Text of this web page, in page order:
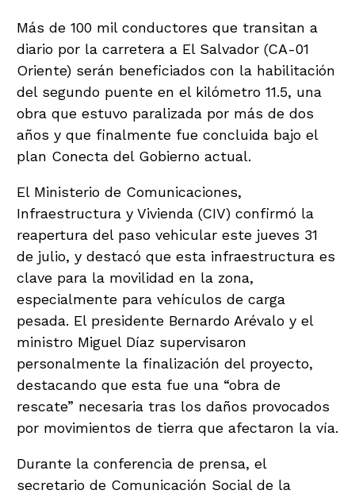
Más de 100 mil conductores que transitan a
diario por la carretera a El Salvador (CA-01
Oriente) serán beneficiados con la habilitación
del segundo puente en el kilómetro 11.5, una
obra que estuvo paralizada por más de dos
años y que finalmente fue concluida bajo el
plan Conecta del Gobierno actual.
El Ministerio de Comunicaciones,
Infraestructura y Vivienda (CIV) confirmó la
reapertura del paso vehicular este jueves 31
de julio, y destacó que esta infraestructura es
clave para la movilidad en la zona,
especialmente para vehículos de carga
pesada. El presidente Bernardo Arévalo y el
ministro Miguel Díaz supervisaron
personalmente la finalización del proyecto,
destacando que esta fue una “obra de
rescate” necesaria tras los daños provocados
por movimientos de tierra que afectaron la vía.
Durante la conferencia de prensa, el
secretario de Comunicación Social de la